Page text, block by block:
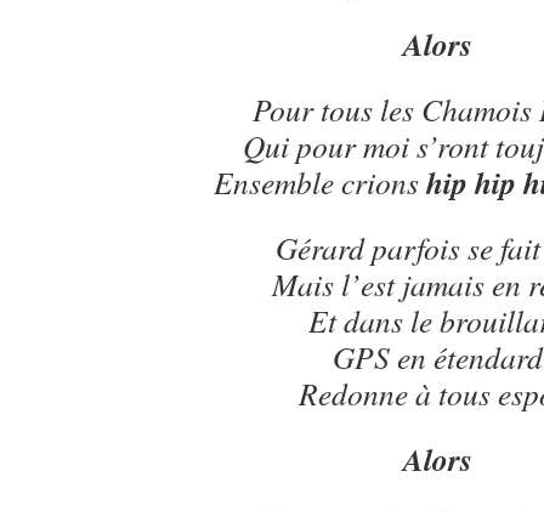
Alors
Pour tous les Chamois
Qui pour moi s’ront
Ensemble crionship hip
Gérard parfois se
Mais l’est jamais en
Et dans le
GPS en étendard
Redonne à tous
Alors